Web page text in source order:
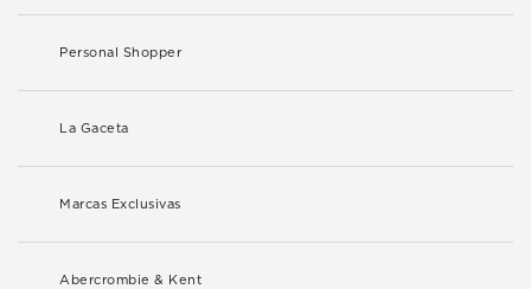
Personal Shopper
La Gaceta
Marcas Exclusivas
Abercrombie & Kent